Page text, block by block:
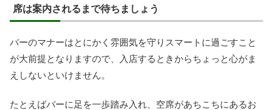
席は案内されるまで待ちましょう
バーのマナーはとにかく雰囲気を守りスマートに過ごすこと
が大前提となりますので、入店するときからちょっと心がま
えしないといけません。
たとえばバーに足を一歩踏み入れ、空席があちこちにあるお